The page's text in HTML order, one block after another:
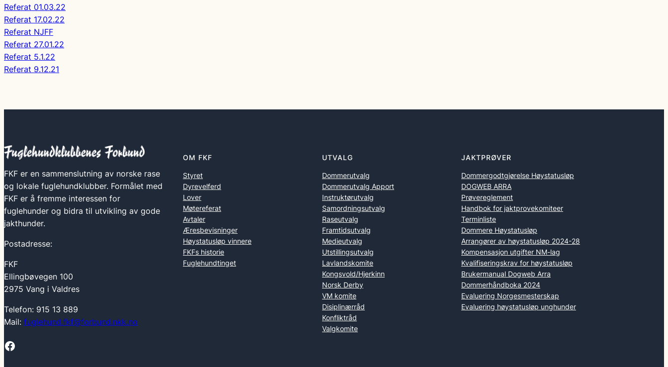
Referat 01.03.22
Referat 17.02.22
Referat NJFF
Referat 27.01.22
Referat 5.1.22
Referat 9.12.21
FKF er en sammenslutning av norske rase
og lokale fuglehundklubber. Formålet med
FKF er å fremme interessen for
fuglehunder og bidra til utvikling av gode
jakthunder.
Postadresse:
FKF
Ellingbøvegen 100
2975 Vang i Valdres
Telefon: 915 13 889
Mail: fuglehund.fkf@forbund.nkk.no
Facebook
OM FKF
Styret
Dyrevelferd
Lover
Møtereferat
Avtaler
Æresbevisninger
Høystatusløp vinnere
FKFs historie
Fuglehundtinget
UTVALG
Dommerutvalg
Dommerutvalg Apport
Instruktørutvalg
Samordningsutvalg
Raseutvalg
Framtidsutvalg
Medieutvalg
Utstillingsutvalg
Lavlandskomite
Kongsvold/Hjerkinn
Norsk Derby
VM komite
Disiplinærråd
Konfliktråd
Valgkomite
JAKTPRØVER
Dommergodtgjørelse Høystatusløp
DOGWEB ARRA
Prøvereglement
Handbok for jaktprovekomiteer
Terminliste
Dommere Høystatusløp
Arrangører av høystatusløp 2024-28
Kompensasjon utgifter NM-lag
Kvalifiseringskrav for høystatusløp
Brukermanual Dogweb Arra
Dommerhåndboka 2024
Evaluering Norgesmesterskap
Evaluering høystatusløp unghunder